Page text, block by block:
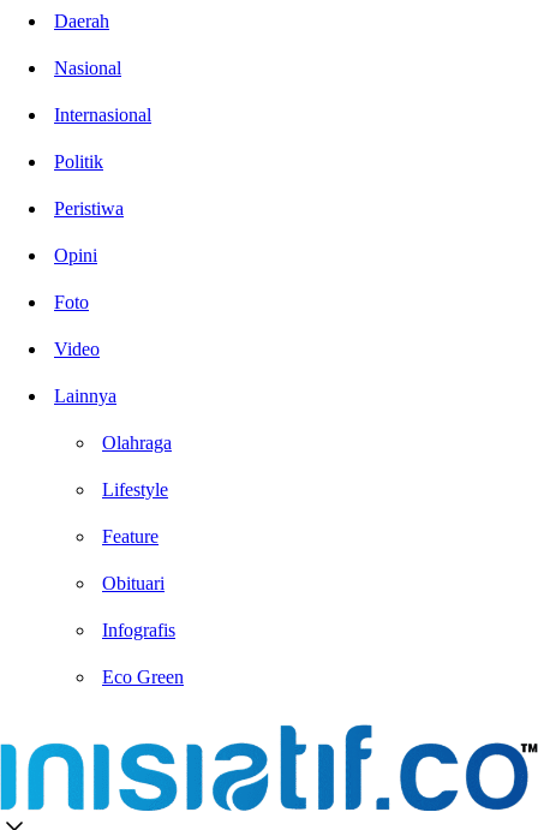
Daerah
Nasional
Internasional
Politik
Peristiwa
Opini
Foto
Video
Lainnya
Olahraga
Lifestyle
Feature
Obituari
Infografis
Eco Green